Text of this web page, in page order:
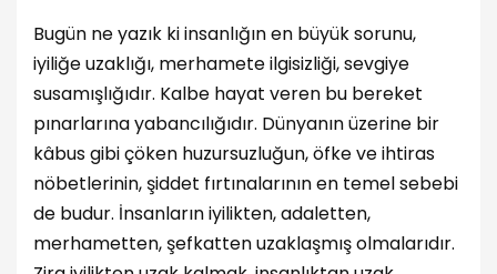
Bugün ne yazık ki insanlığın en büyük sorunu,
iyiliğe uzaklığı, merhamete ilgisizliği, sevgiye
susamışlığıdır. Kalbe hayat veren bu bereket
pınarlarına yabancılığıdır. Dünyanın üzerine bir
kâbus gibi çöken huzursuzluğun, öfke ve ihtiras
nöbetlerinin, şiddet fırtınalarının en temel sebebi
de budur. İnsanların iyilikten, adaletten,
merhametten, şefkatten uzaklaşmış olmalarıdır.